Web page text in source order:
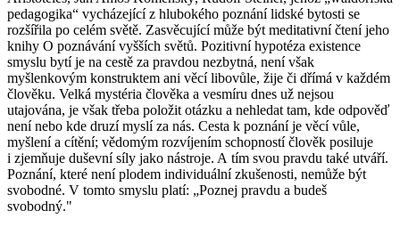
pedagogika“ vycházející z hlubokého poznání lidské bytosti se
rozšířila po celém světě. Zasvěcující může být meditativní čtení jeho
knihy O poznávání vyšších světů. Pozitivní hypotéza existence
smyslu bytí je na cestě za pravdou nezbytná, není však
myšlenkovým konstruktem ani věcí libovůle, žije či dřímá v každém
člověku. Velká mystéria člověka a vesmíru dnes už nejsou
utajována, je však třeba položit otázku a nehledat tam, kde odpověď
není nebo kde druzí myslí za nás. Cesta k poznání je věcí vůle,
myšlení a cítění; vědomým rozvíjením schopností člověk posiluje
i zjemňuje duševní síly jako nástroje. A tím svou pravdu také utváří.
Poznání, které není plodem individuální zkušenosti, nemůže být
svobodné. V tomto smyslu platí: „Poznej pravdu a budeš
svobodný."